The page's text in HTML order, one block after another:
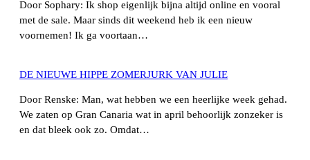
Door Sophary: Ik shop eigenlijk bijna altijd online en vooral
met de sale. Maar sinds dit weekend heb ik een nieuw
voornemen! Ik ga voortaan…
DE NIEUWE HIPPE ZOMERJURK VAN JULIE
Door Renske: Man, wat hebben we een heerlijke week gehad.
We zaten op Gran Canaria wat in april behoorlijk zonzeker is
en dat bleek ook zo. Omdat…